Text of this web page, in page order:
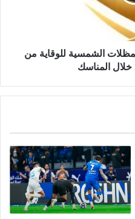
الشمسية للوقاية من
خلال المناسك